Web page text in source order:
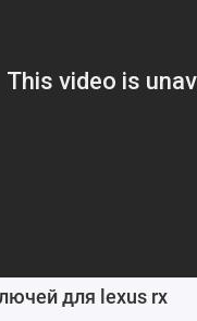
для lexus rx